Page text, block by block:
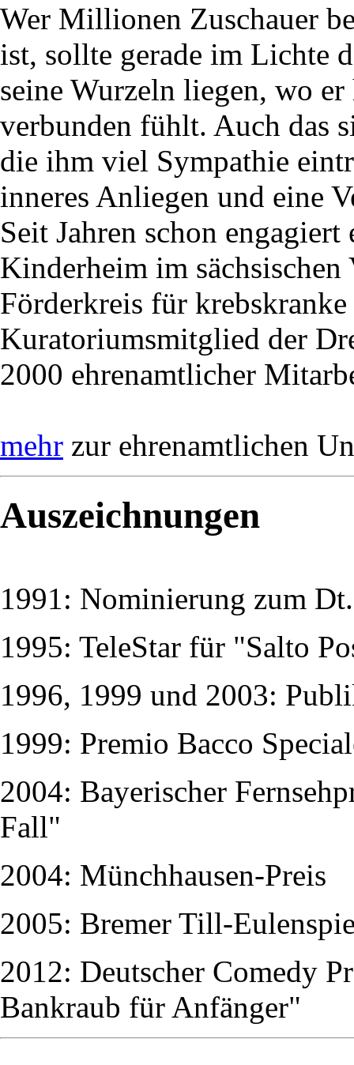
Wer Millionen Zuschauer
ist, sollte gerade im Lichte
seine Wurzeln liegen, wo
verbunden fühlt. Auch das
die ihm viel Sympathie
inneres Anliegen und eine
Seit Jahren schon
Kinderheim im
Förderkreis für
Kuratoriumsmitglied der
2000 ehrenamtlicher
mehr zur ehrenamtlichen
Auszeichnungen
1991: Nominierung zum
1995: TeleStar für "Salto
1996, 1999 und 2003:
1999: Premio Bacco
2004: Bayerischer
Fall"
2004: Münchhausen-Preis
2005: Bremer Till-
2012: Deutscher Comedy
Bankraub für Anfänger"